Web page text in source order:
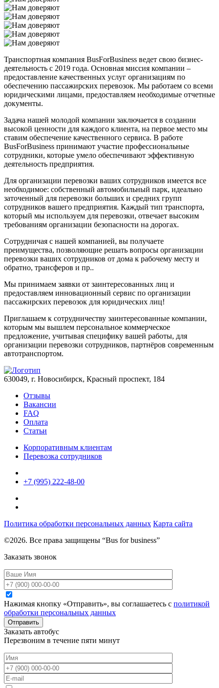
Транспортная компания BusForBusiness ведет свою бизнес-
деятельность с 2019 года. Основная миссия компании –
предоставление качественных услуг организациям по
обеспечению пассажирских перевозок. Мы работаем со всеми
юридическими лицами, предоставляем необходимые отчетные
документы.
Задача нашей молодой компании заключается в создании
высокой ценности для каждого клиента, на первое место мы
ставим обеспечение качественного сервиса. В работе
BusForBusiness принимают участие профессиональные
сотрудники, которые умело обеспечивают эффективную
деятельность предприятия.
Для организации перевозки ваших сотрудников имеется все
необходимое: собственный автомобильный парк, идеально
заточенный для перевозки больших и средних групп
сотрудников вашего предприятия. Каждый тип транспорта,
который мы используем для перевозки, отвечает высоким
требованиям организации безопасности на дорогах.
Сотрудничая с нашей компанией, вы получаете
преимущества, позволяющие решать вопросы организации
перевозки ваших сотрудников от дома к рабочему месту и
обратно, трансферов и пр..
Мы принимаем заявки от заинтересованных лиц и
предоставляем инновационный сервис по организации
пассажирских перевозок для юридических лиц!
Приглашаем к сотрудничеству заинтересованные компании,
которым мы вышлем персональное коммерческое
предложение, учитывая специфику вашей работы, для
организации перевозки сотрудников, партнёров современным
автотранспортом.
630049, г. Новосибирск, Красный проспект, 184
Отзывы
Вакансии
FAQ
Оплата
Статьи
Корпоративным клиентам
Перевозка сотрудников
+7 (995) 222-48-00
Политика обработки персональных данных Карта сайта
©2026. Все права защищены “Bus for business”
Заказать звонок
Нажимая кнопку «Отправить», вы соглашаетесь с политикой
обработки персональных данных
Отправить
Заказать автобус
Перезвоним в течение пяти минут